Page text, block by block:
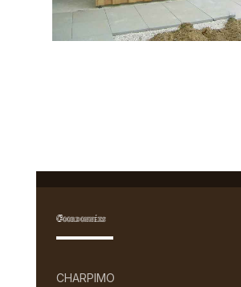
Coordonnées
CHARPIMO